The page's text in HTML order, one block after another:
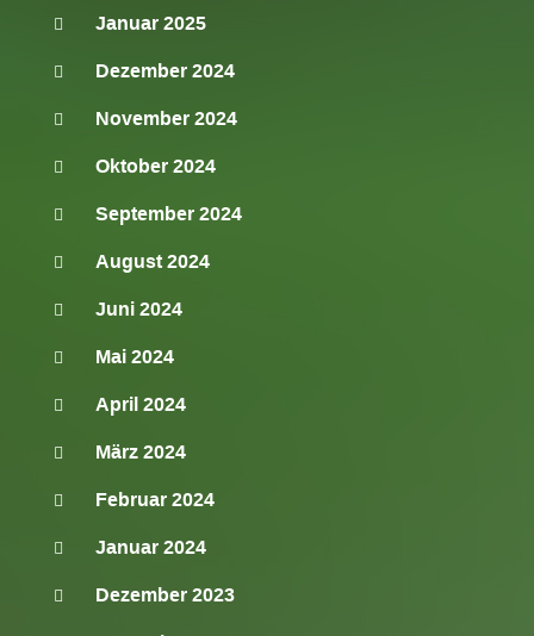
Januar 2025
Dezember 2024
November 2024
Oktober 2024
September 2024
August 2024
Juni 2024
Mai 2024
April 2024
März 2024
Februar 2024
Januar 2024
Dezember 2023